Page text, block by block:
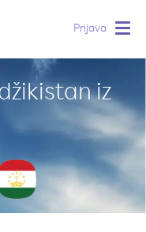
Prijava
iz